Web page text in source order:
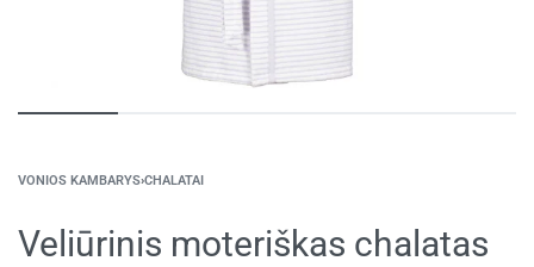
VONIOS KAMBARYS›CHALATAI
Veliūrinis moteriškas chalatas